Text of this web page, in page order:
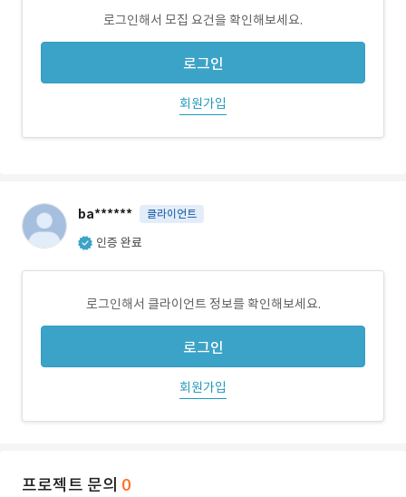
로그인해서 모집 요건을 확인해보세요.
로그인
회원가입
ba****** 클라이언트
인증 완료
로그인해서 클라이언트 정보를 확인해보세요.
로그인
회원가입
프로젝트 문의 0